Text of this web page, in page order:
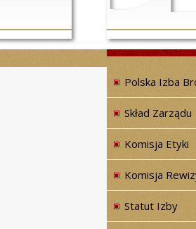
Polska Izba
Skład Zarządu
Komisja Etyki
Komisja
Statut Izby